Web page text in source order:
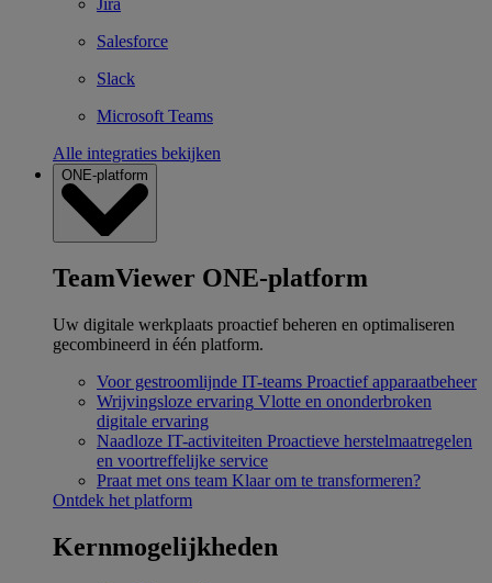
Jira
Salesforce
Slack
Microsoft Teams
Alle integraties bekijken
ONE-platform
TeamViewer ONE-platform
Uw digitale werkplaats proactief beheren en optimaliseren
gecombineerd in één platform.
Voor gestroomlijnde IT-teams Proactief apparaatbeheer
Wrijvingsloze ervaring Vlotte en ononderbroken
digitale ervaring
Naadloze IT-activiteiten Proactieve herstelmaatregelen
en voortreffelijke service
Praat met ons team Klaar om te transformeren?
Ontdek het platform
Kernmogelijkheden